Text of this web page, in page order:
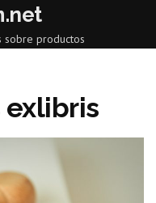
sobre productos
exlibris